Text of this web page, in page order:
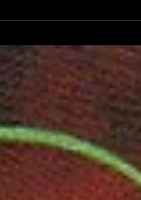
lançamento
que traz no nome a